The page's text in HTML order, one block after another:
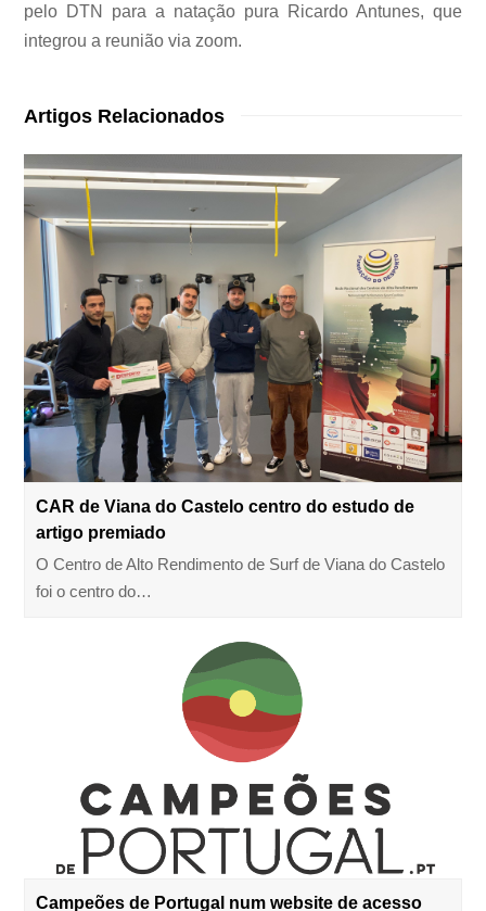
pelo DTN para a natação pura Ricardo Antunes, que
integrou a reunião via zoom.
Artigos Relacionados
CAR de Viana do Castelo centro do estudo de
artigo premiado
O Centro de Alto Rendimento de Surf de Viana do Castelo
foi o centro do…
Campeões de Portugal num website de acesso